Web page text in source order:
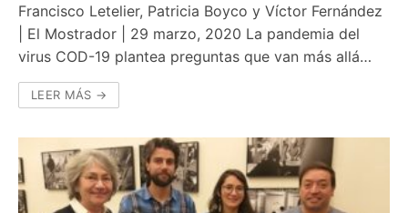
Francisco Letelier, Patricia Boyco y Víctor Fernández
| El Mostrador | 29 marzo, 2020 La pandemia del
virus COD-19 plantea preguntas que van más allá…
LEER MÁS →